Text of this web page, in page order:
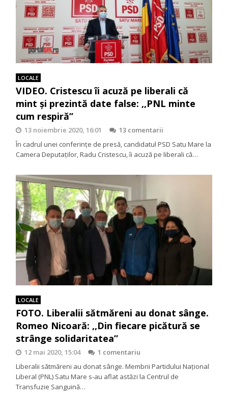
LOCALE
VIDEO. Cristescu îi acuză pe liberali că
mint și prezintă date false: ,,PNL minte
cum respiră’’
13 noiembrie 2020, 16:01
13 comentarii
În cadrul unei conferințe de presă, candidatul PSD Satu Mare la
Camera Deputaților, Radu Cristescu, îi acuză pe liberali că…
LOCALE
FOTO. Liberalii sătmăreni au donat sânge.
Romeo Nicoară: ,,Din fiecare picătură se
strânge solidaritatea”
12 mai 2020, 15:04
1 comentariu
Liberalii sătmăreni au donat sânge. Membrii Partidului Național
Liberal (PNL) Satu Mare s-au aflat astăzi la Centrul de
Transfuzie Sanguină…